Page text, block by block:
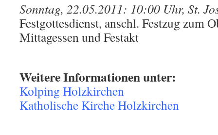
Sonntag, 22.05.2011: 10:00 Uhr, St.
Festgottesdienst, anschl. Festzug zum
Mittagessen und Festakt
Weitere Informationen unter:
Kolping Holzkirchen
Katholische Kirche Holzkirchen